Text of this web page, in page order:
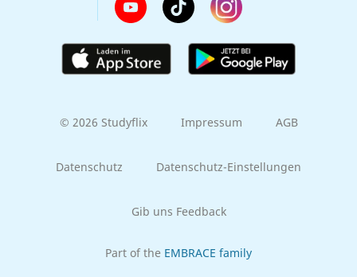
© 2026 Studyflix Impressum AGB
Datenschutz Datenschutz-Einstellungen
Gib uns Feedback
Part of the EMBRACE family